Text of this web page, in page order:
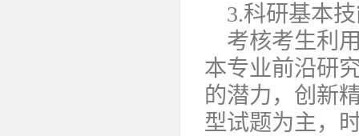
3.科研基本
考核考生利
本专业前沿研
的潜力，创新
型试题为主，